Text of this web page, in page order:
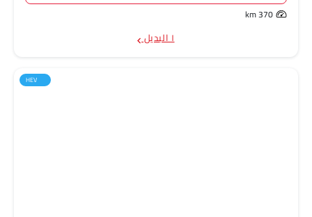
370 km
١ البديل
HEV